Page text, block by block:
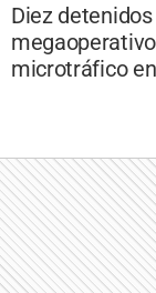
Diez
microtráfico